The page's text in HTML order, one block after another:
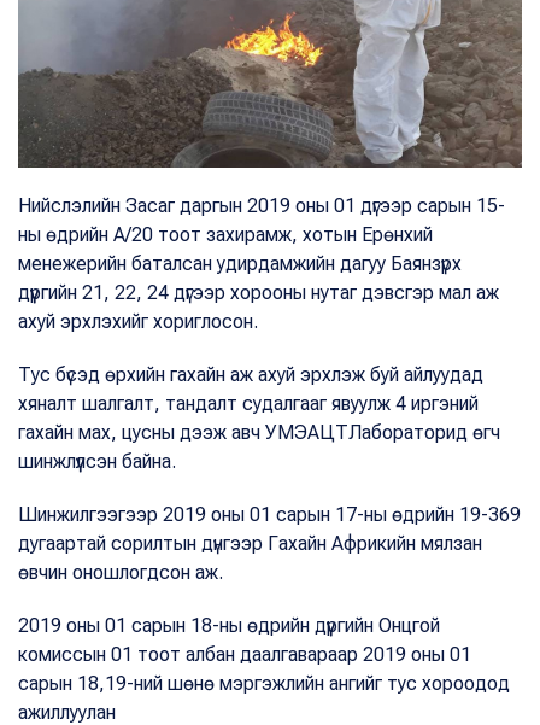
Нийслэлийн Засаг даргын 2019 оны 01 дүгээр сарын 15-
ны өдрийн А/20 тоот захирамж, хотын Ерөнхий
менежерийн баталсан удирдамжийн дагуу Баянзүрх
дүүргийн 21, 22, 24 дүгээр хорооны нутаг дэвсгэр мал аж
ахуй эрхлэхийг хориглосон.
Тус бүсэд өрхийн гахайн аж ахуй эрхлэж буй айлуудад
хяналт шалгалт, тандалт судалгааг явуулж 4 иргэний
гахайн мах, цусны дээж авч УМЭАЦТЛабораторид өгч
шинжлүүлсэн байна.
Шинжилгээгээр 2019 оны 01 сарын 17-ны өдрийн 19-369
дугаартай сорилтын дүнгээр Гахайн Африкийн мялзан
өвчин оношлогдсон аж.
2019 оны 01 сарын 18-ны өдрийн дүүргийн Онцгой
комиссын 01 тоот албан даалгавараар 2019 оны 01
сарын 18,19-ний шөнө мэргэжлийн ангийг тус хороодод
ажиллуулан